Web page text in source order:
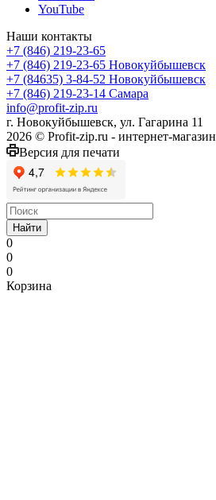
YouTube
Наши контакты
+7 (846) 219-23-65
+7 (846) 219-23-65 Новокуйбышевск
+7 (84635) 3-84-52 Новокуйбышевск
+7 (846) 219-23-14 Самара
info@profit-zip.ru
г. Новокуйбышевск, ул. Гагарина 11
2026 © Profit-zip.ru - интернет-магазин
Версия для печати
Найти
0
0
0
Корзина